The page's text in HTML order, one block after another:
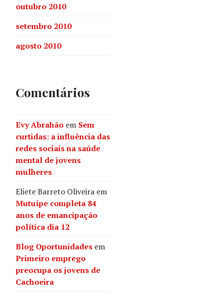
outubro 2010
setembro 2010
agosto 2010
Comentários
Evy Abrahão em Sem
curtidas: a influência das
redes sociais na saúde
mental de jovens
mulheres
Eliete Barreto Oliveira em
Mutuípe completa 84
anos de emancipação
política dia 12
Blog Oportunidades em
Primeiro emprego
preocupa os jovens de
Cachoeira